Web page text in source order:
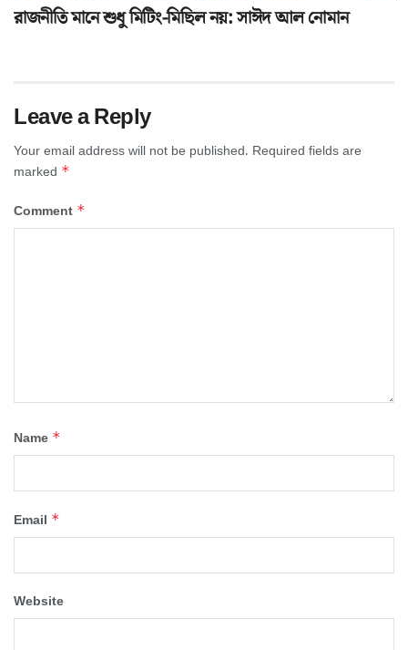
রাজনীতি মানে শুধু মিটিং-মিছিল নয়: সাঈদ আল নোমান
Leave a Reply
Your email address will not be published. Required fields are
marked *
Comment *
Name *
Email *
Website